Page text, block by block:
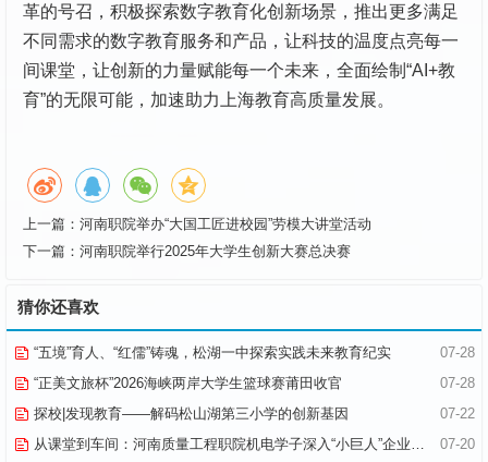
革的号召，积极探索数字教育化创新场景，推出更多满足
不同需求的数字教育服务和产品，让科技的温度点亮每一
间课堂，让创新的力量赋能每一个未来，全面绘制“AI+教
育”的无限可能，加速助力上海教育高质量发展。
上一篇： 河南职院举办“大国工匠进校园”劳模大讲堂活动
下一篇： 河南职院举行2025年大学生创新大赛总决赛
猜你还喜欢
07-28
“五境”育人、“红儒”铸魂，松湖一中探索实践未来教育纪实
07-28
“正美文旅杯”​2026海峡两岸大学生篮球赛莆田收官
07-22
探校|发现教育——解码松山湖第三小学的创新基因
07-20
从课堂到车间：河南质量工程职院机电学子深入“小巨人”企业，交出8份青春“智造”答卷